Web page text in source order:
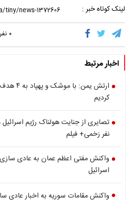
لینک کوتاه خبر :
۰
اخبار مرتبط
ارتش
کردیم
نفر زخمی+ فیلم
واکنش مفتی اعظم عمان به عادی
اسرائیل
واکنش مقامات سوریه به اخبار عادی